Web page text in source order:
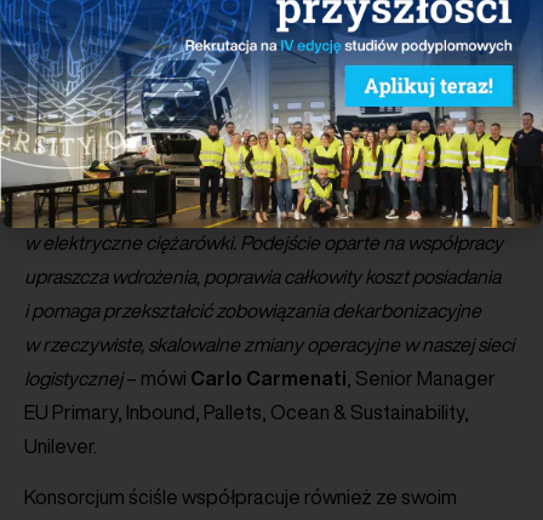
– Model konsorcjum usuwa wiele barier, które historycznie
spowalniały elektryfikację transportu towarowego. Dzięki
wspólnemu działaniu nadawców i dostawców usług
logistycznych możemy dopasować wolumeny, zwiększyć
roczny przebieg i ograniczyć puste przejazdy, co daje
przewoźnikom pewność potrzebną do inwestowania
w elektryczne ciężarówki. Podejście oparte na współpracy
upraszcza wdrożenia, poprawia całkowity koszt posiadania
i pomaga przekształcić zobowiązania dekarbonizacyjne
w rzeczywiste, skalowalne zmiany operacyjne w naszej sieci
logistycznej– mówi Carlo Carmenati , Senior Manager
EU Primary, Inbound, Pallets, Ocean & Sustainability,
Unilever.
Konsorcjum ściśle współpracuje również ze swoim